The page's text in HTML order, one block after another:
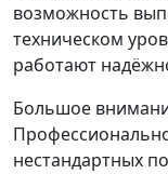
возможность
техническом
работают
Большое
нестандартных